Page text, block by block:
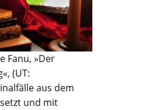
Fanu, »Der
(UT:
aus dem
und mit